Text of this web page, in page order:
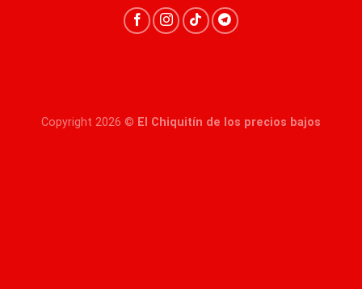
Copyright 2026 © El Chiquitín de los precios bajos